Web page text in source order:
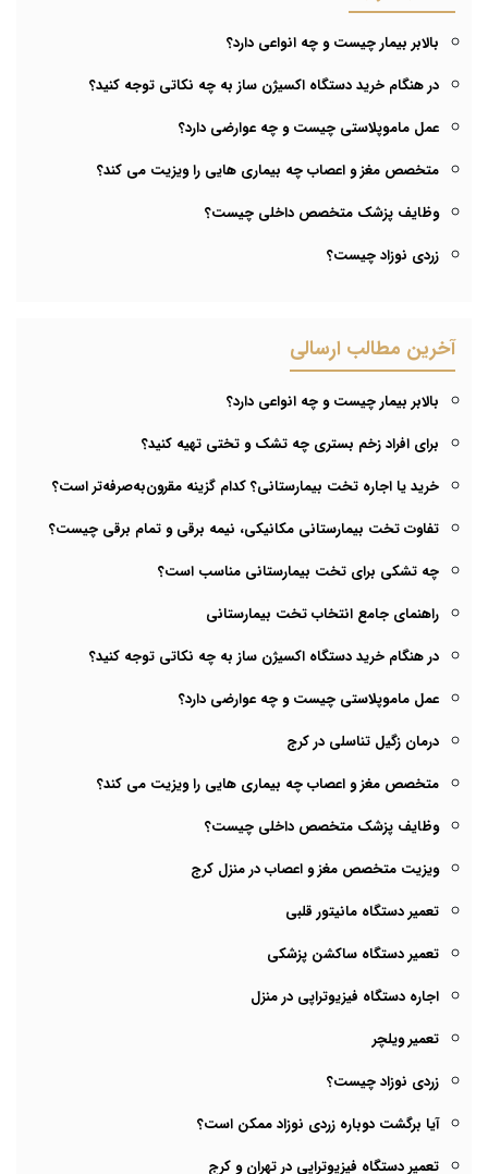
بالابر بیمار چیست و چه انواعی دارد؟
در هنگام خرید دستگاه اکسیژن ساز به چه نکاتی توجه کنید؟
عمل ماموپلاستی چیست و چه عوارضی دارد؟
متخصص مغز و اعصاب چه بیماری هایی را ویزیت می کند؟
وظایف پزشک متخصص داخلی چیست؟
زردی نوزاد چیست؟
آخرین مطالب ارسالی
بالابر بیمار چیست و چه انواعی دارد؟
برای افراد زخم بستری چه تشک و تختی تهیه کنید؟
خرید یا اجاره تخت بیمارستانی؟ کدام گزینه مقرون‌به‌صرفه‌تر است؟
تفاوت تخت بیمارستانی مکانیکی، نیمه برقی و تمام برقی چیست؟
چه تشکی برای تخت بیمارستانی مناسب است؟
راهنمای جامع انتخاب تخت بیمارستانی
در هنگام خرید دستگاه اکسیژن ساز به چه نکاتی توجه کنید؟
عمل ماموپلاستی چیست و چه عوارضی دارد؟
درمان زگیل تناسلی در کرج
متخصص مغز و اعصاب چه بیماری هایی را ویزیت می کند؟
وظایف پزشک متخصص داخلی چیست؟
ویزیت متخصص مغز و اعصاب در منزل کرج
تعمیر دستگاه مانیتور قلبی
تعمیر دستگاه ساکشن پزشکی
اجاره دستگاه فیزیوتراپی در منزل
تعمیر ویلچر
زردی نوزاد چیست؟
آیا برگشت دوباره زردی نوزاد ممکن است؟
تعمیر دستگاه فیزیوتراپی در تهران و کرج